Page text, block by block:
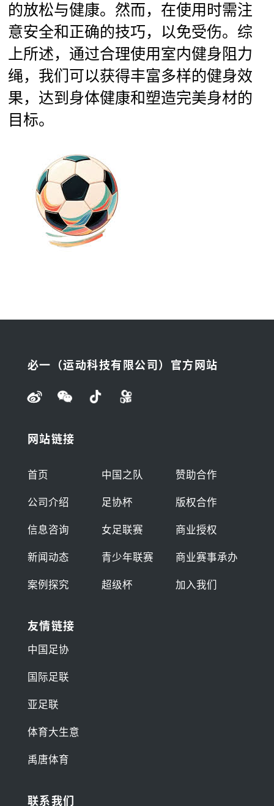
的放松与健康。然而，在使用时需注
意安全和正确的技巧，以免受伤。综
上所述，通过合理使用室内健身阻力
绳，我们可以获得丰富多样的健身效
果，达到身体健康和塑造完美身材的
目标。
必一（运动科技有限公司）官方网站
网站链接
首页 中国之队 赞助合作
公司介绍 足协杯 版权合作
信息咨询 女足联赛 商业授权
新闻动态 青少年联赛 商业赛事承办
案例探究 超级杯 加入我们
友情链接
中国足协
国际足联
亚足联
体育大生意
禹唐体育
联系我们